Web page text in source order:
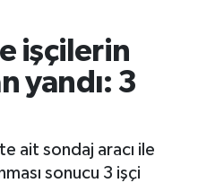
işçilerin
yandı: 3
ait sondaj aracı ile
sonucu 3 işçi